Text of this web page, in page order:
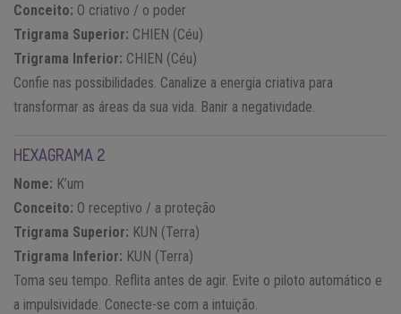
Conceito: O criativo / o poder
Trigrama Superior: CHIEN (Céu)
Trigrama Inferior: CHIEN (Céu)
Confie nas possibilidades. Canalize a energia criativa para
transformar as áreas da sua vida. Banir a negatividade.
HEXAGRAMA 2
Nome: K’um
Conceito: O receptivo / a proteção
Trigrama Superior: KUN (Terra)
Trigrama Inferior: KUN (Terra)
Toma seu tempo. Reflita antes de agir. Evite o piloto automático e
a impulsividade. Conecte-se com a intuição.